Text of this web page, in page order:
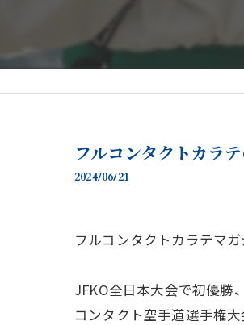
フルコンタクトカラ
2024/06/21
フルコンタクトカラテマ
JFKO全日本大会で初優勝
コンタクト空手道選手権